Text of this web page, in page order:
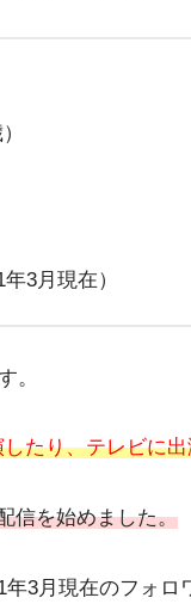
3月現在）
。
たり、テレビに
信を始めました。
3月現在のフォロ